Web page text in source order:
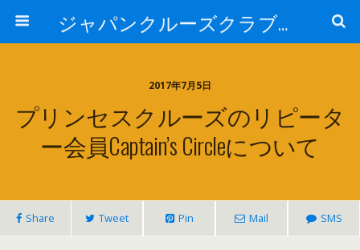
ジャパンクルーズクラブ トピック
2017年7月5日
プリンセスクルーズのリピータ
ー会員Captain’s Circleについて
Share Tweet Pin Mail SMS